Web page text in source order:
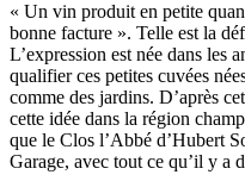
« Un vin produit en petite
bonne facture ». Telle est la
L’expression est née dans les
qualifier ces petites cuvées
comme des jardins. D’après
cette idée dans la région
que le Clos l’Abbé d’Hubert
Garage, avec tout ce qu’il y a